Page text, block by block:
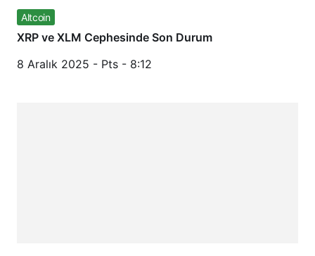
Altcoin
XRP ve XLM Cephesinde Son Durum
8 Aralık 2025 - Pts - 8:12